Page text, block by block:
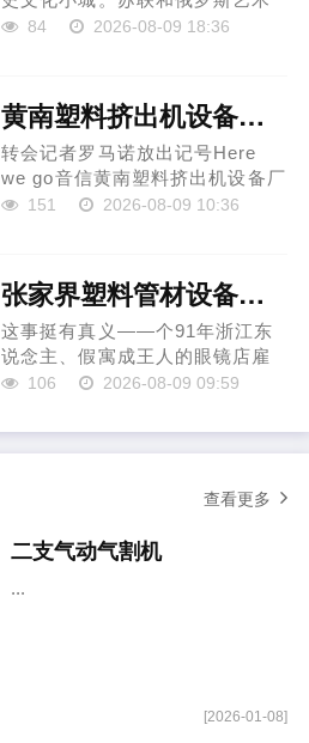
接头、全俄历史文化遗址保护协
发表题为《...
84 2026-08-09 18:36
黄南塑料挤出机设备厂家 罗马诺阐述: 利物浦租赁签下巴萨后卫
转会记者罗马诺放出记号Here
we go音信黄南塑料挤出机设备厂
家，利物浦和巴萨已毕理论契
批准，夏窗笔...
151 2026-08-09 10:36
张家界塑料管材设备厂家 眼镜店雇主业作念的AI火到国际
这事挺有真义——个91年浙江东
说念主、假寓成王人的眼镜店雇
主"栖光"，用AI作念了条34秒
和X上，4天播放破500万、点
赞...
106 2026-08-09 09:59
查看更多
二支气动气割机
...
[2026-01-08]